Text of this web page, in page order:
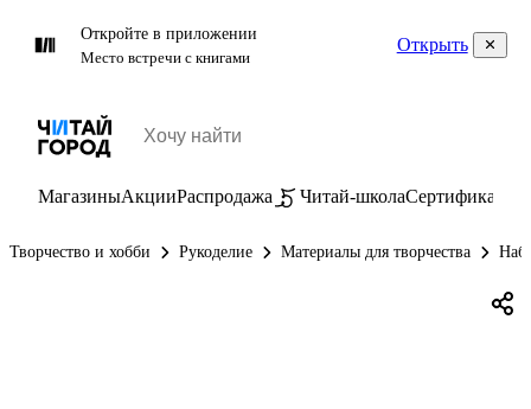
Откройте в приложении
Место встречи с книгами
Открыть
МагазиныАкцииРаспродажа Читай-школаСертификаты
Творчество и хобби Рукоделие Материалы для творчества